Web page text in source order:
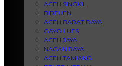
ACEH SINGKIL
BIREUEN
ACEH BARAT DAYA
GAYO LUES
ACEH JAYA
NAGAN RAYA
ACEH TAMIANG